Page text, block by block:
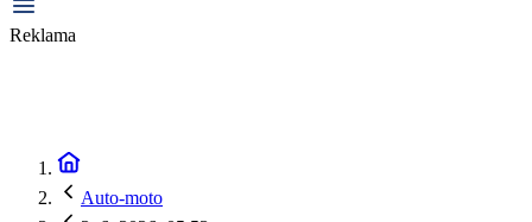
Reklama
Auto-moto